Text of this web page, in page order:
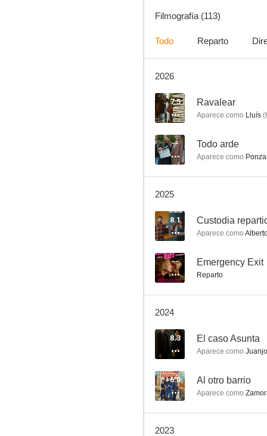
Durante la tormenta
7.4
Tierra y libertad
7.3
Filmografía (113)
Todo Reparto
2026
7.5 Ravalear
Aparece como Lluís (
-- Todo arde
Aparece como
2025
8.1 Custodia
Aparece como
-- Emergency Exit
Reparto
2024
8.3 El caso Asunta
Aparece como Juanjo
6.0 Al otro barrio
Aparece como
2023